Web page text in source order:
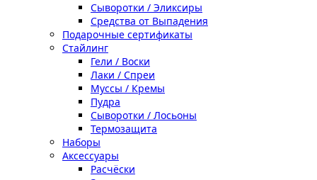
Сыворотки / Эликсиры
Средства от Выпадения
Подарочные сертификаты
Стайлинг
Гели / Воски
Лаки / Спреи
Муссы / Кремы
Пудра
Сыворотки / Лосьоны
Термозащита
Наборы
Аксессуары
Расчёски